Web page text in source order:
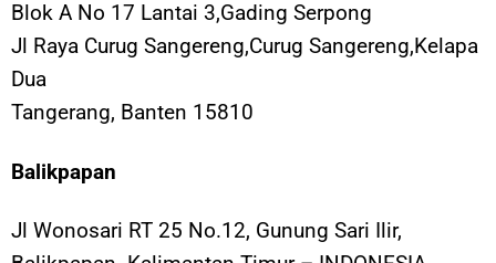
Blok A No 17 Lantai 3,Gading Serpong
Jl Raya Curug Sangereng,Curug Sangereng,Kelapa
Dua
Tangerang, Banten 15810
Balikpapan
Jl Wonosari RT 25 No.12, Gunung Sari Ilir,